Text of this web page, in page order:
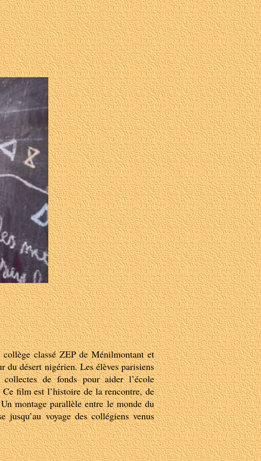
classé ZEP de Ménilmontant et
du désert nigérien. Les élèves parisiens
collectes de fonds pour aider l’école
film est l’histoire de la rencontre, de
montage parallèle entre le monde du
voyage des collégiens venus